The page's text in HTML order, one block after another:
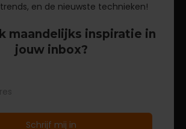
en de nieuwste technieken!
maandelijks inspiratie in
jouw inbox?